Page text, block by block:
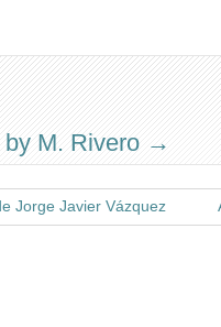
M. Rivero →
Jorge Javier Vázquez